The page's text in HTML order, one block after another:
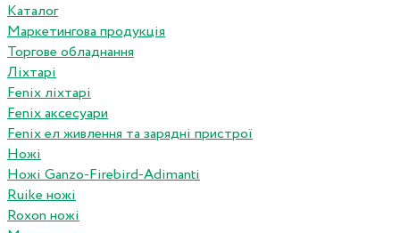
Каталог
Маркетингова продукція
Торгове обладнання
Ліхтарі
Fenix ліхтарі
Fenix аксесуари
Fenix ел живлення та зарядні пристрої
Ножі
Ножі Ganzo-Firebird-Adimanti
Ruike ножі
Roxon ножi